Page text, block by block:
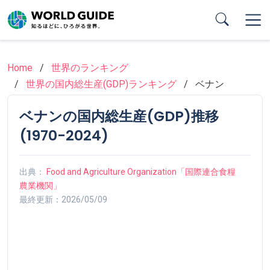
to
main
Home
世界のランキング
世界の国内総生産(GDP)ランキング
ベナン
ベナンの国内総生産(GDP)推移
(1970-2024)
出典：
Food and Agriculture Organization「国際連合食糧
農業機関」
最終更新：2026/05/09